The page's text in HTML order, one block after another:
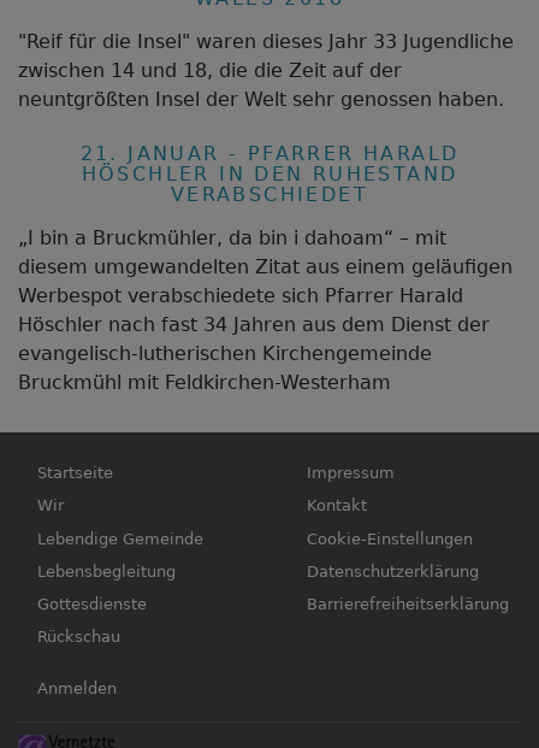
"Reif für die Insel" waren dieses Jahr 33 Jugendliche
zwischen 14 und 18, die die Zeit auf der
neuntgrößten Insel der Welt sehr genossen haben.
21. JANUAR - PFARRER HARALD
HÖSCHLER IN DEN RUHESTAND
VERABSCHIEDET
„I bin a Bruckmühler, da bin i dahoam“ – mit
diesem umgewandelten Zitat aus einem geläufigen
Werbespot verabschiedete sich Pfarrer Harald
Höschler nach fast 34 Jahren aus dem Dienst der
evangelisch-lutherischen Kirchengemeinde
Bruckmühl mit Feldkirchen-Westerham
Hauptnavigation
Startseite
Wir
Lebendige Gemeinde
Lebensbegleitung
Gottesdienste
Rückschau
Fußbereichsmenü
Impressum
Kontakt
Cookie-Einstellungen
Datenschutzerklärung
Barrierefreiheitserklärung
Benutzermenü
Anmelden